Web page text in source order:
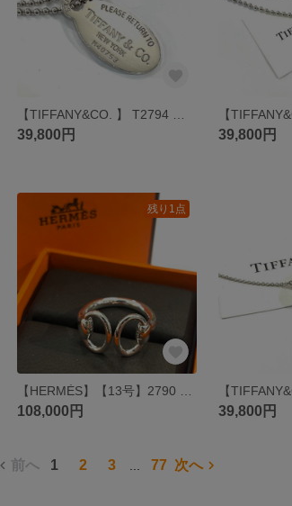
39,800円 39,800円
残り1点
108,000円 39,800円
前へ 1 2 3 77 次へ